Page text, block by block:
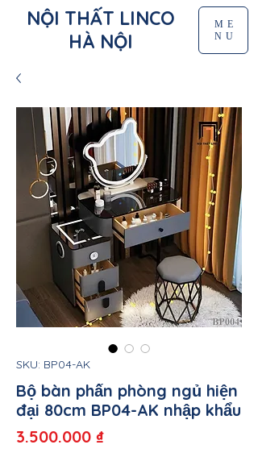
NỘI THẤT LINCO
HÀ NỘI
ME
NU
SKU: BP04-AK
Bộ bàn phấn phòng ngủ hiện
đại 80cm BP04-AK nhập khẩu
3.500.000 ₫Giá